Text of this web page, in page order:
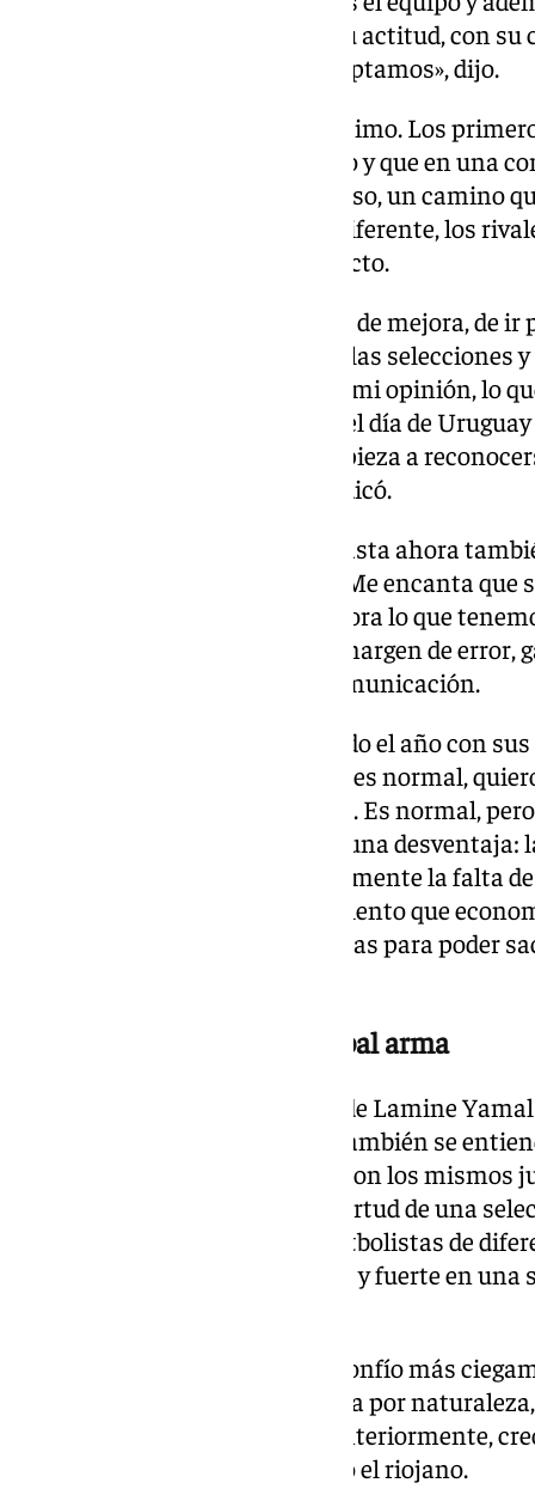
que lo han marcado ellos con su actitud, con
pautas que hay que seguir y aceptamos», dijo.
«La exigencia nos gusta muchísimo. Los
sabiendo que esto es un proceso y que en una
esta exigencia, es todo un proceso, un camino
integrarse. La competición es diferente, los
tipos de fútbol», añadió al respecto.
«Eso se te marca una tendencia de mejora, de
como estamos viendo en todas las selecciones
camino. Pero qué duda cabe, en mi opinión, lo
desde que llegamos aquí hasta el día de
semana es que el equipo ya empieza a
sensaciones que teníamos», indicó.
«Y con lo que hemos ofrecido hasta ahora
exigencia seguimos creciendo. Me encanta que
espera mucho de nosotros y ahora lo que
esa expectativa; ahora no hay margen de
apostilló ante los medios de comunicación.
«Los jugadores que conviven todo el año con
pues tienen más cercanía. Pero es normal,
días, se conocen perfectamente. Es normal,
selección precisamente tienes una
el hándicap nuestro es especialmente la falta
tenemos es que tienen tanto talento que
necesitas en otras circunstancias para poder
Lamine Yamal como principal arma
Luego habló sobre la conexión de Lamine Yamal
entienden muy bien, pero que también se
tendríamos que jugar siempre con los mismos
y precisamente lo que hace la virtud de una
las virtudes que tienen estos futbolistas de
procedencias, pero hacerlo bien y fuerte en
«A medida que pasan los días, confío más
he hecho, siempre soy optimista por
equipo porque, ya lo he dicho anteriormente,
y seguimos en esa línea», agregó el riojano.